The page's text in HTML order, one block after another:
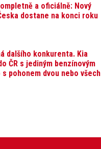
a oficiálně: Nový
dostane na konci roku
dalšího konkurenta. Kia
ČR s jediným benzínovým
pohonem dvou nebo všech